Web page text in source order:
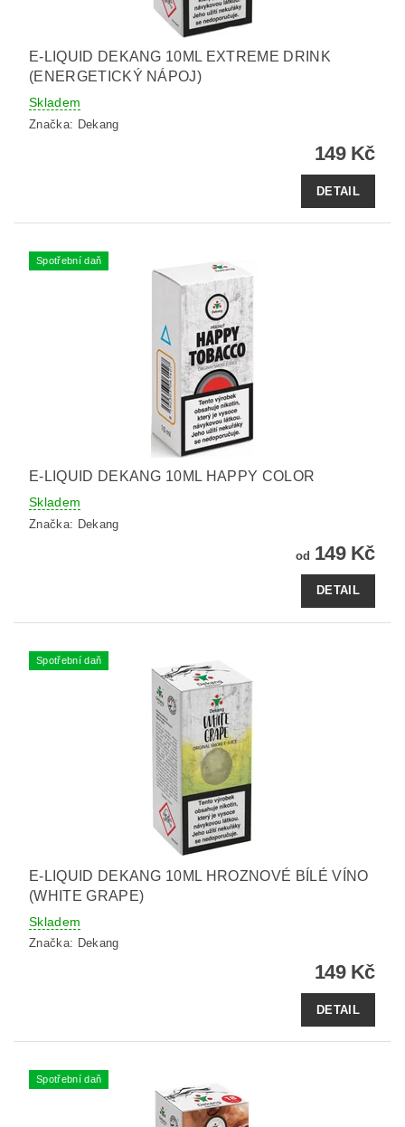
E-LIQUID DEKANG 10ML EXTREME DRINK
(ENERGETICKÝ NÁPOJ)
Skladem
Značka: Dekang
149 Kč
DETAIL
Spotřební daň
E-LIQUID DEKANG 10ML HAPPY COLOR
Skladem
Značka: Dekang
od 149 Kč
DETAIL
Spotřební daň
E-LIQUID DEKANG 10ML HROZNOVÉ BÍLÉ VÍNO
(WHITE GRAPE)
Skladem
Značka: Dekang
149 Kč
DETAIL
Spotřební daň